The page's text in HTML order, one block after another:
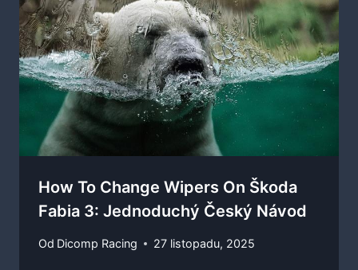
How To Change Wipers On Škoda
Fabia 3: Jednoduchý Český Návod
Od Dicomp Racing 27 listopadu, 2025